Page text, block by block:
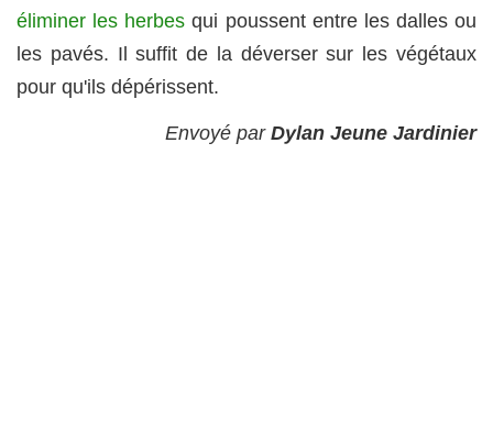
éliminer les herbes qui poussent entre les dalles ou
les pavés. Il suffit de la déverser sur les végétaux
pour qu'ils dépérissent.
Envoyé par Dylan Jeune Jardinier